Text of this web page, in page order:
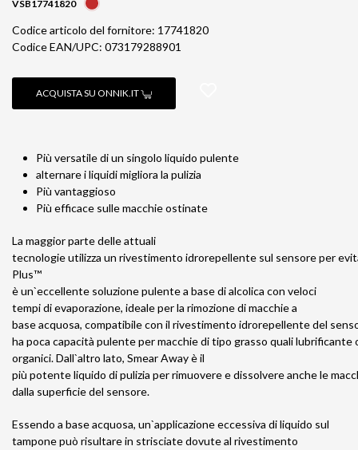
VSB17741820
Codice articolo del fornitore: 17741820
Codice EAN/UPC: 073179288901
ACQUISTA SU ONNIK.IT
Più versatile di un singolo liquido pulente
alternare i liquidi migliora la pulizia
Più vantaggioso
Più efficace sulle macchie ostinate
La maggior parte delle attuali
tecnologie utilizza un rivestimento idrorepellente sul sensore per
Plus™
è un`eccellente soluzione pulente a base di alcolica con veloci
tempi di evaporazione, ideale per la rimozione di macchie a
base acquosa, compatibile con il rivestimento idrorepellente del
ha poca capacità pulente per macchie di tipo grasso quali lubrificante
organici. Dall`altro lato, Smear Away è il
più potente liquido di pulizia per rimuovere e dissolvere anche le
dalla superficie del sensore.
Essendo a base acquosa, un`applicazione eccessiva di liquido sul
tampone può risultare in strisciate dovute al rivestimento